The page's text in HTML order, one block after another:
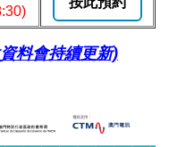
料會持續更新)